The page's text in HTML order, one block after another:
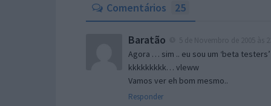
Comentários 25
Baratão
Agora … sim .. eu sou um ‘beta testers’
kkkkkkkkk… vleww
Vamos ver eh bom mesmo..
Responder